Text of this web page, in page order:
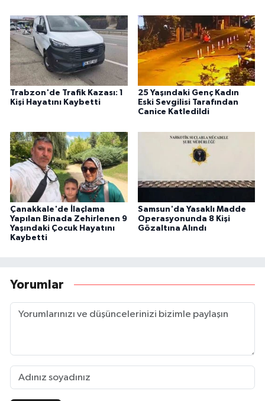
Trabzon'de Trafik Kazası: 1
Kişi Hayatını Kaybetti
25 Yaşındaki Genç Kadın
Eski Sevgilisi Tarafından
Canice Katledildi
Çanakkale'de İlaçlama
Yapılan Binada Zehirlenen 9
Yaşındaki Çocuk Hayatını
Kaybetti
Samsun'da Yasaklı Madde
Operasyonunda 8 Kişi
Gözaltına Alındı
Yorumlar